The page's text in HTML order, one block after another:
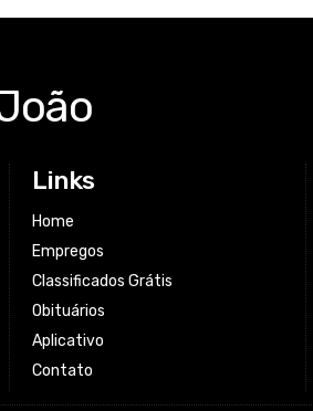
Links
Home
Empregos
Classificados Grátis
Obituários
Aplicativo
Contato